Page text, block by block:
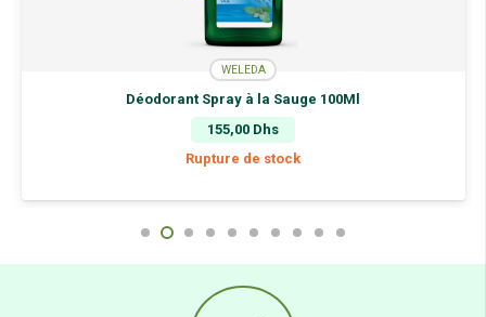
WELEDA
Déodorant Spray à la Sauge 100Ml
155,00 Dhs
Rupture de stock